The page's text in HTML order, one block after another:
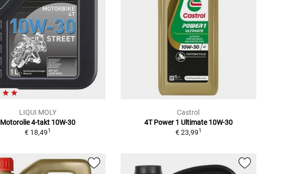
LIQUI MOLY
Motorolie 4-takt 10W-30
€ 18,491
Castrol
4T Power 1 Ultimate 10W-30
€ 23,991